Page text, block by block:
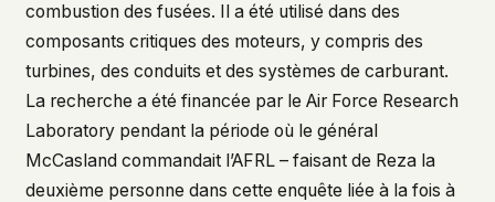
combustion des fusées. Il a été utilisé dans des
composants critiques des moteurs, y compris des
turbines, des conduits et des systèmes de carburant.
La recherche a été financée par le Air Force Research
Laboratory pendant la période où le général
McCasland commandait l’AFRL – faisant de Reza la
deuxième personne dans cette enquête liée à la fois à